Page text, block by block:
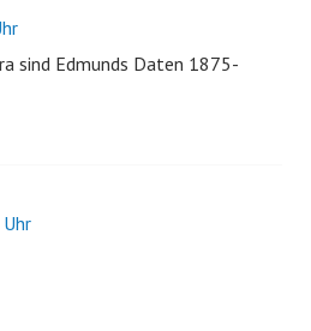
sind Edmunds Daten 1875-